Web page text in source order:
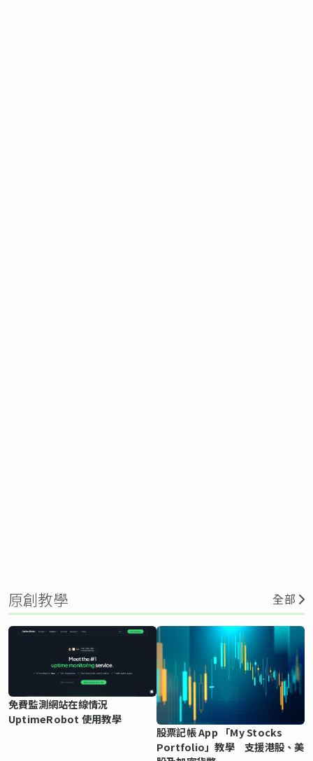
原創教學 全部
免費監測網站在線情況
UptimeRobot 使用教學
股票記帳 App 「My Stocks
Portfolio」教學 支援港股、美